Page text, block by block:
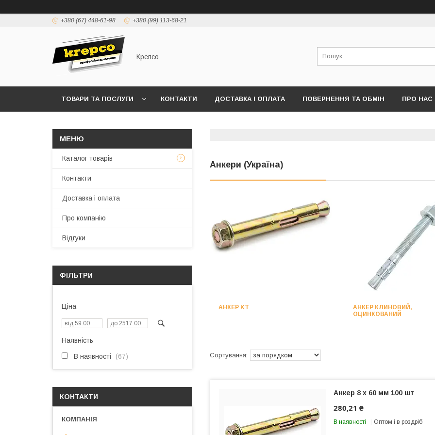
+380 (67) 448-61-98 +380 (99) 113-68-21
Крепсо
ТОВАРИ ТА ПОСЛУГИ КОНТАКТИ ДОСТАВКА І ОПЛАТА ПОВЕРНЕННЯ ТА ОБМІН ПРО НАС
Анкери (Україна)
АНКЕР KT
АНКЕР КЛИНОВИЙ,
ОЦИНКОВАНИЙ
Анкер 8 х 60 мм 100 шт
280,21 ₴
В наявності Оптом і в роздріб
Каталог товарів
Контакти
Доставка і оплата
Про компанію
Відгуки
ФІЛЬТРИ
Ціна
Наявність
В наявності 67
КОНТАКТИ